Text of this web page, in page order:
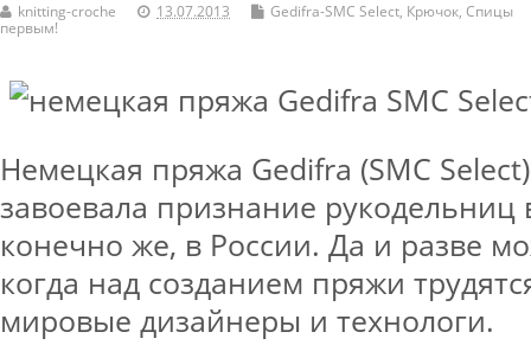
knitting-croche 13.07.2013 Gedifra-SMC Select, Крючок, Спицы
первым!
Немецкая пряжа Gedifra (SMC
завоевала признание
конечно же, в России. Да и разве
когда над созданием пряжи
мировые дизайнеры и технологи.